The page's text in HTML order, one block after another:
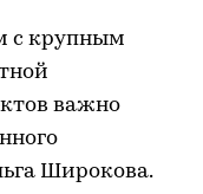
с крупным
важно
Широкова.